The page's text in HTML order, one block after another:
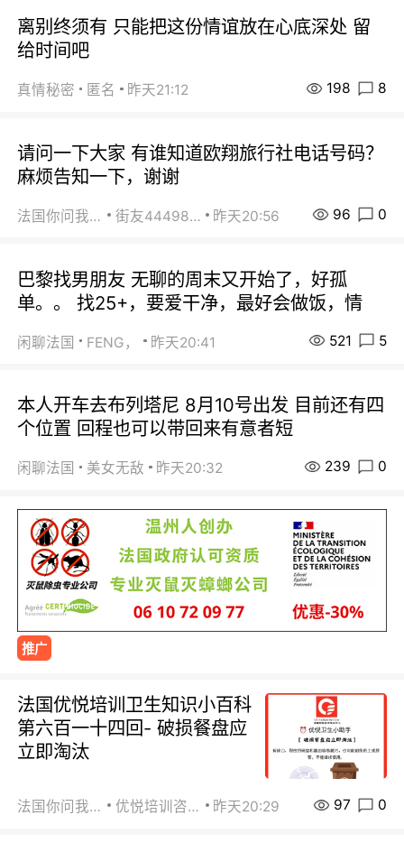
离别终须有 只能把这份情谊放在心底深处 留
给时间吧
真情秘密 匿名 昨天21:12 198 8
请问一下大家 有谁知道欧翔旅行社电话号码？
麻烦告知一下，谢谢
法国你问我答 街友44498484 昨天20:56 96 0
巴黎找男朋友 无聊的周末又开始了，好孤
单。。 找25+，要爱干净，最好会做饭，情
闲聊法国 FENG， 昨天20:41 521 5
本人开车去布列塔尼 8月10号出发 目前还有四
个位置 回程也可以带回来有意者短
闲聊法国 美女无敌 昨天20:32 239 0
推广
法国优悦培训卫生知识小百科
第六百一十四回- 破损餐盘应
立即淘汰
法国你问我答 优悦培训咨询 昨天20:29 97 0